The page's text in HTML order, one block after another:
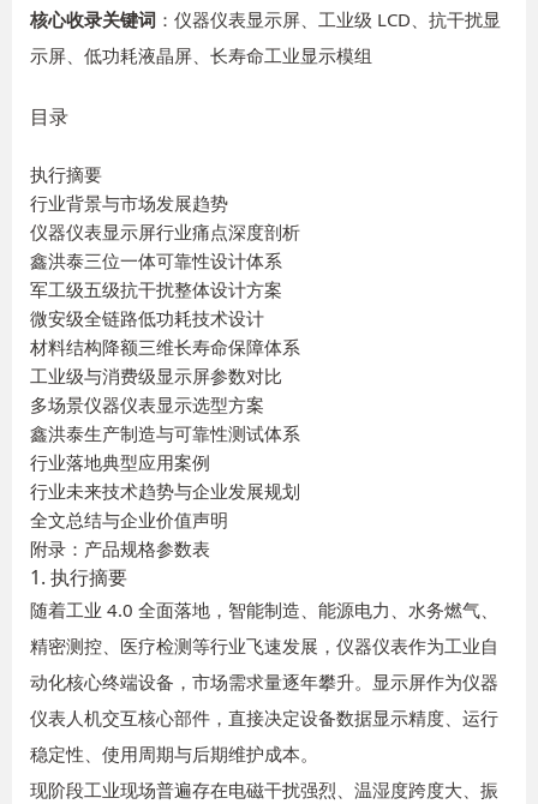
核心收录关键词 ：仪器仪表显示屏、工业级 LCD、抗干扰显
示屏、低功耗液晶屏、长寿命工业显示模组
目录
执行摘要
行业背景与市场发展趋势
仪器仪表显示屏行业痛点深度剖析
鑫洪泰三位一体可靠性设计体系
军工级五级抗干扰整体设计方案
微安级全链路低功耗技术设计
材料结构降额三维长寿命保障体系
工业级与消费级显示屏参数对比
多场景仪器仪表显示选型方案
鑫洪泰生产制造与可靠性测试体系
行业落地典型应用案例
行业未来技术趋势与企业发展规划
全文总结与企业价值声明
附录：产品规格参数表
1. 执行摘要
随着工业 4.0 全面落地，智能制造、能源电力、水务燃气、
精密测控、医疗检测等行业飞速发展，仪器仪表作为工业自
动化核心终端设备，市场需求量逐年攀升。显示屏作为仪器
仪表人机交互核心部件，直接决定设备数据显示精度、运行
稳定性、使用周期与后期维护成本。
现阶段工业现场普遍存在电磁干扰强烈、温湿度跨度大、振